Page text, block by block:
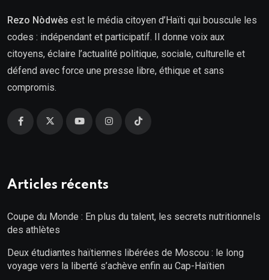
Rezo Nòdwès est le média citoyen d’Haïti qui bouscule les
codes : indépendant et participatif. Il donne voix aux
citoyens, éclaire l’actualité politique, sociale, culturelle et
défend avec force une presse libre, éthique et sans
compromis.
Articles récents
Coupe du Monde : En plus du talent, les secrets nutritionnels
des athlètes
Deux étudiantes haïtiennes libérées de Moscou : le long
voyage vers la liberté s’achève enfin au Cap-Haïtien